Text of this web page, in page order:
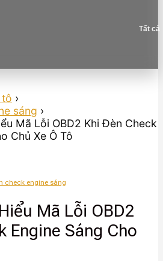
Tất cả
›
sáng ›
Mã Lỗi OBD2 Khi Đèn Check
Chủ Xe Ô Tô
check engine sáng
Mã Lỗi OBD2
Engine Sáng Cho